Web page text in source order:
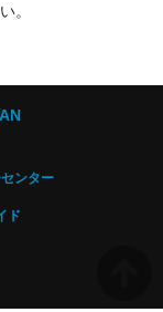
。
ンター
ド